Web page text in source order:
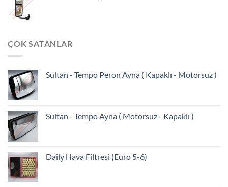
ÇOK SATANLAR
Sultan - Tempo Peron Ayna ( Kapaklı - Motorsuz )
Sultan - Tempo Ayna ( Motorsuz - Kapaklı )
Daily Hava Filtresi (Euro 5-6)